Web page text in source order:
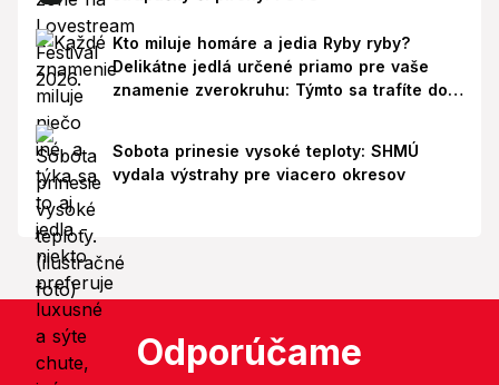
Kto miluje homáre a jedia Ryby ryby?
Delikátne jedlá určené priamo pre vaše
znamenie zverokruhu: Týmto sa trafíte do
Sobota prinesie vysoké teploty: SHMÚ
vydala výstrahy pre viacero okresov
Odporúčame